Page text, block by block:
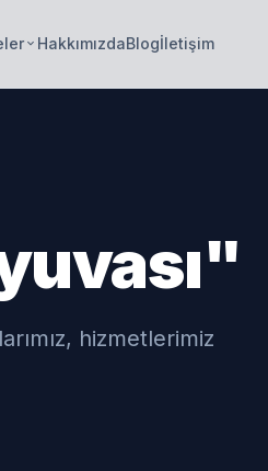
keyboard_arrow_down HakkımızdaBlogİletişim
hizmetlerimiz